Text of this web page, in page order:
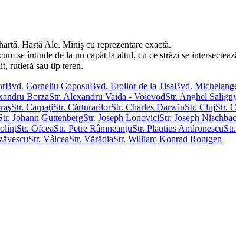
Hartă Ale. Miniş cu reprezentare exactă.
se întinde de la un capăt la altul, cu ce străzi se
rutieră sau tip teren.
Bvd. Corneliu CoposuBvd. Eroilor de la TisaBvd.
BorzaStr. Alexandru Vaida - VoievodStr. Anghel
Str. CarpaţiStr. CărturarilorStr. Charles DarwinStr. ClujStr.
Johann GuttenbergStr. Joseph LonoviciStr. Joseph
Str. OfceaStr. Petre RâmneanţuStr. Plautius Andronescu
Str. VâlceaStr. VărădiaStr. William Konrad Rontgen